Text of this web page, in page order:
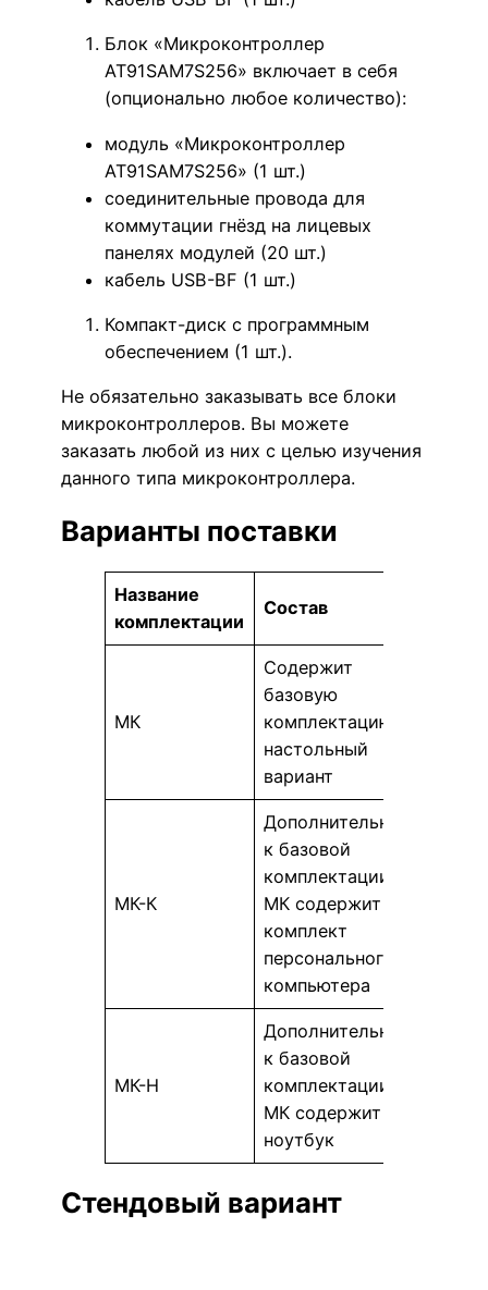
Блок «Микроконтроллер
AT91SAM7S256» включает в себя
(опционально любое количество):
модуль «Микроконтроллер
AT91SAM7S256» (1 шт.)
соединительные провода для
коммутации гнёзд на лицевых
панелях модулей (20 шт.)
кабель USB-BF (1 шт.)
Компакт-диск с программным
обеспечением (1 шт.).
Не обязательно заказывать все блоки
микроконтроллеров. Вы можете
заказать любой из них с целью изучения
данного типа микроконтроллера.
Варианты поставки
Название
комплектации
Состав
МК
Содержит
базовую
комплектацию,
настольный
вариант
МК-К
Дополнительно
к базовой
комплектации
МК содержит
комплект
персонального
компьютера
МК-Н
Дополнительно
к базовой
комплектации
МК содержит
ноутбук
Стендовый вариант